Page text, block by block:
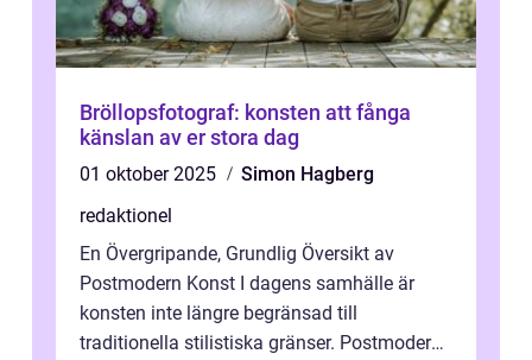
Bröllopsfotograf: konsten att fånga
känslan av er stora dag
01 oktober 2025
Simon Hagberg
redaktionel
En Övergripande, Grundlig Översikt av
Postmodern Konst I dagens samhälle är
konsten inte längre begränsad till
traditionella stilistiska gränser. Postmodern